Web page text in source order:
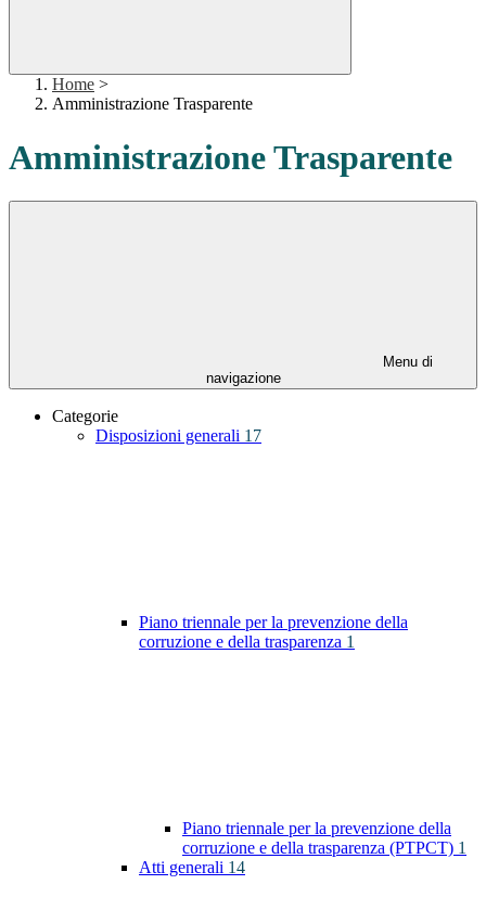
Home >
Amministrazione Trasparente
Amministrazione Trasparente
Menu di
navigazione
Categorie
Disposizioni generali 17
Piano triennale per la prevenzione della
corruzione e della trasparenza 1
Piano triennale per la prevenzione della
corruzione e della trasparenza (PTPCT) 1
Atti generali 14